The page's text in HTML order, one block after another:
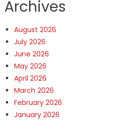
Archives
August 2026
July 2026
June 2026
May 2026
April 2026
March 2026
February 2026
January 2026